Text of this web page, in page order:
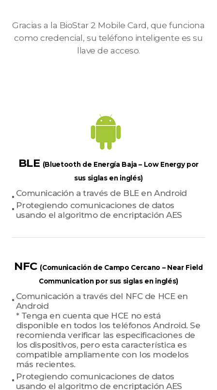
Gracias a la BioStar 2 Mobile Card, que funciona
como credencial, su teléfono inteligente es su
llave de acceso.
BLE (Bluetooth de Energía Baja – Low Energy por
sus siglas en inglés)
Comunicación a través de BLE en Android
Protegiendo comunicaciones de datos
usando el algoritmo de encriptación AES
NFC (Comunicación de Campo Cercano – Near Field
Communication por sus siglas en inglés)
Comunicación a través del NFC de HCE en
Android
* Tenga en cuenta que HCE no está
disponible en todos los teléfonos Android. Se
recomienda verificar las especificaciones de
los dispositivos, pero esta característica es
compatible ampliamente con los modelos
más recientes.
Protegiendo comunicaciones de datos
usando el algoritmo de encriptación AES